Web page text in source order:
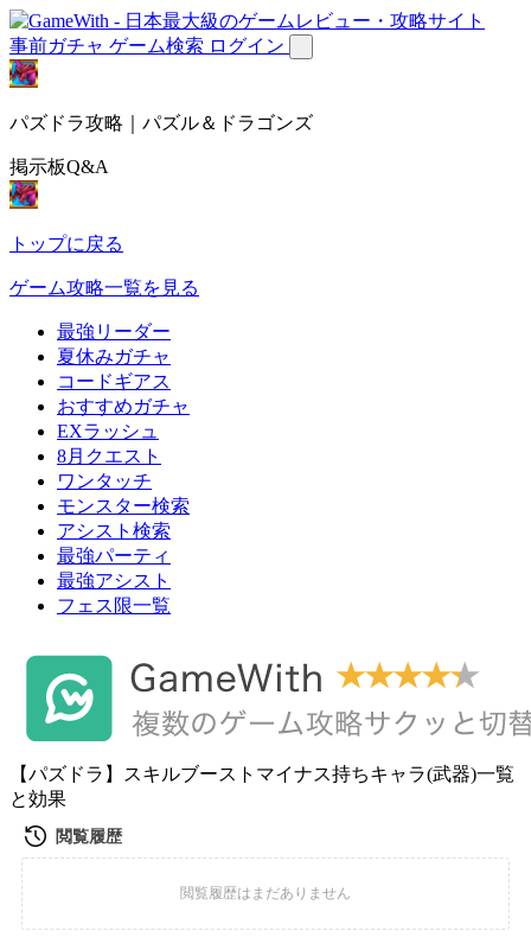
事前ガチャ ゲーム検索 ログイン
パズドラ攻略｜パズル＆ドラゴンズ
掲示板Q&A
トップに戻る
ゲーム攻略一覧を見る
最強リーダー
夏休みガチャ
コードギアス
おすすめガチャ
EXラッシュ
8月クエスト
ワンタッチ
モンスター検索
アシスト検索
最強パーティ
最強アシスト
フェス限一覧
【パズドラ】スキルブーストマイナス持ちキャラ(武器)一覧
と効果